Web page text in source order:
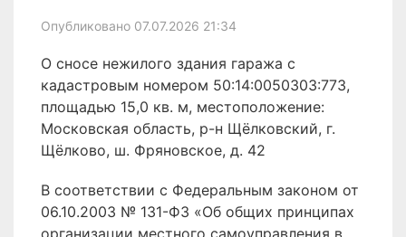
Опубликовано 07.07.2026 21:34
О сносе нежилого здания гаража с
кадастровым номером 50:14:0050303:773,
площадью 15,0 кв. м, местоположение:
Московская область, р-н Щёлковский, г.
Щёлково, ш. Фряновское, д. 42
В соответствии с Федеральным законом от
06.10.2003 № 131-ФЗ «Об общих принципах
организации местного самоуправления в